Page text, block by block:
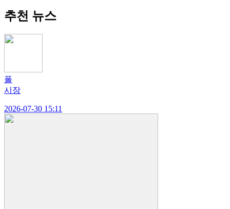
추천 뉴스
폴
시장
2026-07-30 15:11